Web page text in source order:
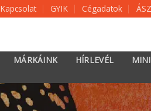
Kapcsolat GYIK Cégadatok
MÁRKÁINK HÍRLEVÉL